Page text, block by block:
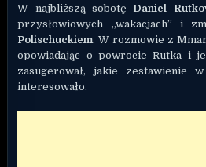
W najbliższą sobotę Daniel
przysłowiowych „wakacjach” i
Polischuckiem. W rozmowie z
opowiadając o powrocie Rutka i
zasugerował, jakie zestawienie
interesowało.